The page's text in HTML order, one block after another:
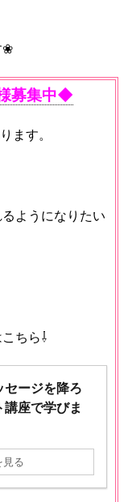
❀
募集中◆
ます。
ようになりたい
ちら⇩
セージを降ろ
座で学びま
見る